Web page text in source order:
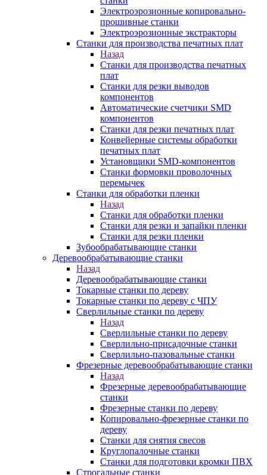
Электроэрозионные копировально-
прошивные станки
Электроэрозионные экстракторы
Станки для производства печатных плат
Назад
Станки для производства печатных
плат
Станки для резки выводов
компонентов
Автоматические счетчики SMD
компонентов
Станки для резки печатных плат
Конвейерные системы обработки
печатных плат
Установщики SMD-компонентов
Станки формовки проволочных
перемычек
Станки для обработки пленки
Назад
Станки для обработки пленки
Станки для резки и запайки пленки
Станки для резки пленки
Зубообрабатывающие станки
Деревообрабатывающие станки
Назад
Деревообрабатывающие станки
Токарные станки по дереву
Токарные станки по дереву с ЧПУ
Сверлильные станки по дереву
Назад
Сверлильные станки по дереву
Сверлильно-присадочные станки
Сверлильно-пазовальные станки
Фрезерные деревообрабатывающие станки
Назад
Фрезерные деревообрабатывающие
станки
Фрезерные станки по дереву
Копировально-фрезерные станки по
дереву
Станки для снятия свесов
Круглопалочные станки
Станки для подготовки кромки ПВХ
Строгальные станки